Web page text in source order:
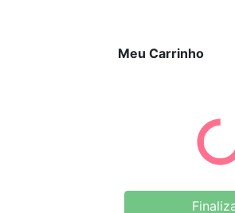
Meu Carrinho